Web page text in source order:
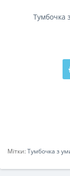
Тумбочка
Мітки:Тумбочка з